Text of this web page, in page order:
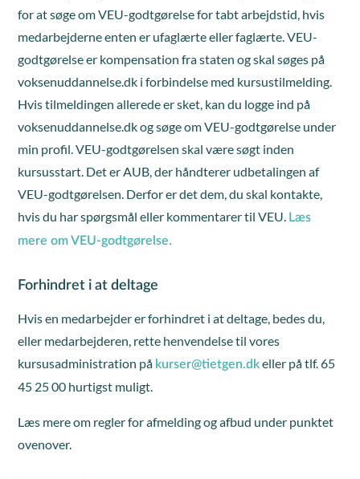
for at søge om VEU-godtgørelse for tabt arbejdstid, hvis
medarbejderne enten er ufaglærte eller faglærte. VEU-
godtgørelse er kompensation fra staten og skal søges på
voksenuddannelse.dk i forbindelse med kursustilmelding.
Hvis tilmeldingen allerede er sket, kan du logge ind på
voksenuddannelse.dk og søge om VEU-godtgørelse under
min profil. VEU-godtgørelsen skal være søgt inden
kursusstart. Det er AUB, der håndterer udbetalingen af
VEU-godtgørelsen. Derfor er det dem, du skal kontakte,
hvis du har spørgsmål eller kommentarer til VEU. Læs
mere om VEU-godtgørelse.
Forhindret i at deltage
Hvis en medarbejder er forhindret i at deltage, bedes du,
eller medarbejderen, rette henvendelse til vores
kursusadministration på kurser@tietgen.dkeller på tlf. 65
45 25 00 hurtigst muligt.
Læs mere om regler for afmelding og afbud under punktet
ovenover.